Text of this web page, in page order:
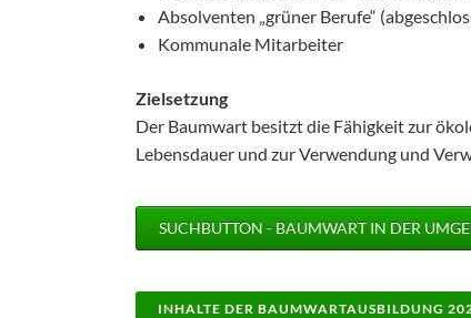
Absolventen „grüner Berufe“
Kommunale Mitarbeiter
Zielsetzung
Der Baumwart besitzt die Fähigkeit zur
Lebensdauer und zur Verwendung und
SUCHBUTTON - BAUMWART IN DER
INHALTE DER BAUMWARTAUSBILDUNG